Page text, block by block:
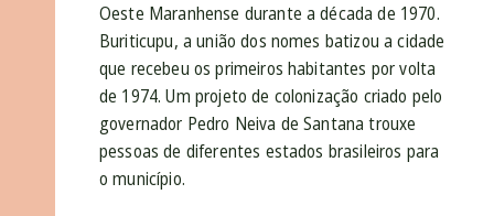
Oeste Maranhense durante a década de 1970.
Buriticupu, a união dos nomes batizou a cidade
que recebeu os primeiros habitantes por volta
de 1974. Um projeto de colonização criado pelo
governador Pedro Neiva de Santana trouxe
pessoas de diferentes estados brasileiros para
o município.